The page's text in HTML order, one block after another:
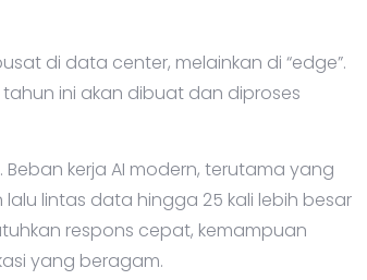
di data center, melainkan di “edge”.
ini akan dibuat dan diproses
kerja AI modern, terutama yang
lintas data hingga 25 kali lebih besar
respons cepat, kemampuan
yang beragam.